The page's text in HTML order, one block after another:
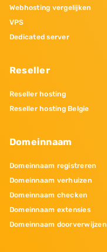
Webhosting vergelijken
VPS
Dedicated server
Reseller
Reseller hosting
Reseller hosting Belgie
Domeinnaam
Domeinnaam registreren
Domeinnaam verhuizen
Domeinnaam checken
Domeinnaam extensies
Domeinnaam doorverwijzen